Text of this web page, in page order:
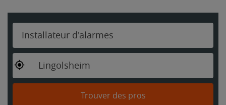
Installateur d'alarmes
Lingolsheim
Trouver des pros